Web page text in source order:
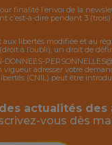
finalité l’envoi de la
à-dire pendant 3
libertés modifiée et au
à l’oubli), un droit de
DONNEES-
adresser votre
(CNIL) peut être
actualités des
vous dès